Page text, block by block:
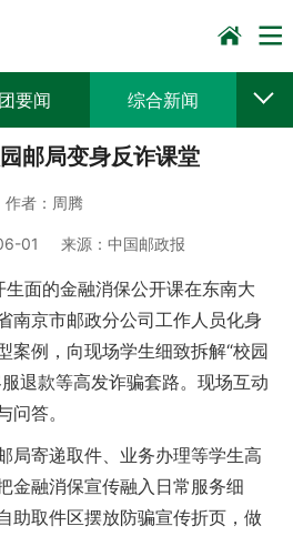
要闻 综合新闻
动态 普遍服务
业文化
邮局变身反诈课堂
作者： 周腾
01 来源： 中国邮政报
面的金融消保公开课在东南大
南京市邮政分公司工作人员化身
案例，向现场学生细致拆解“校园
退款等高发诈骗套路。现场互动
答。
寄递取件、业务办理等学生高
金融消保宣传融入日常服务细
助取件区摆放防骗宣传折页，做